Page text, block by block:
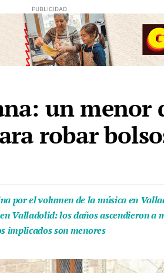
un menor
robar
por el volumen de la música en
Valladolid: los daños ascendieron a
implicados son menores